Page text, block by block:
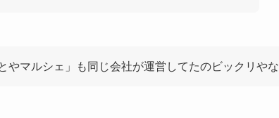
やマルシェ」も同じ会社が運営してたのビックリやな